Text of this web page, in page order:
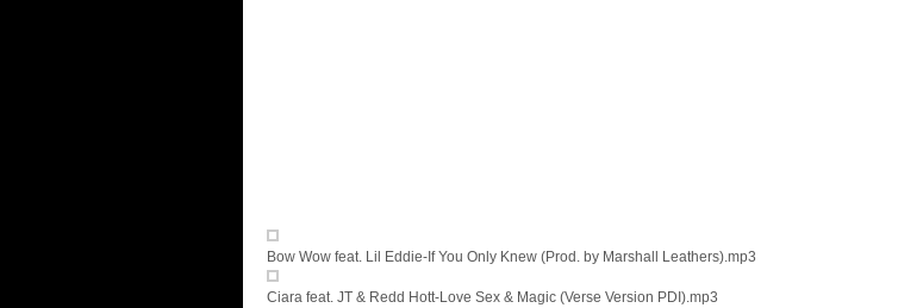
Bow Wow feat. Lil Eddie-If You Only Knew (Prod. by Marshall Leathers).mp3
Ciara feat. JT & Redd Hott-Love Sex & Magic (Verse Version PDI).mp3